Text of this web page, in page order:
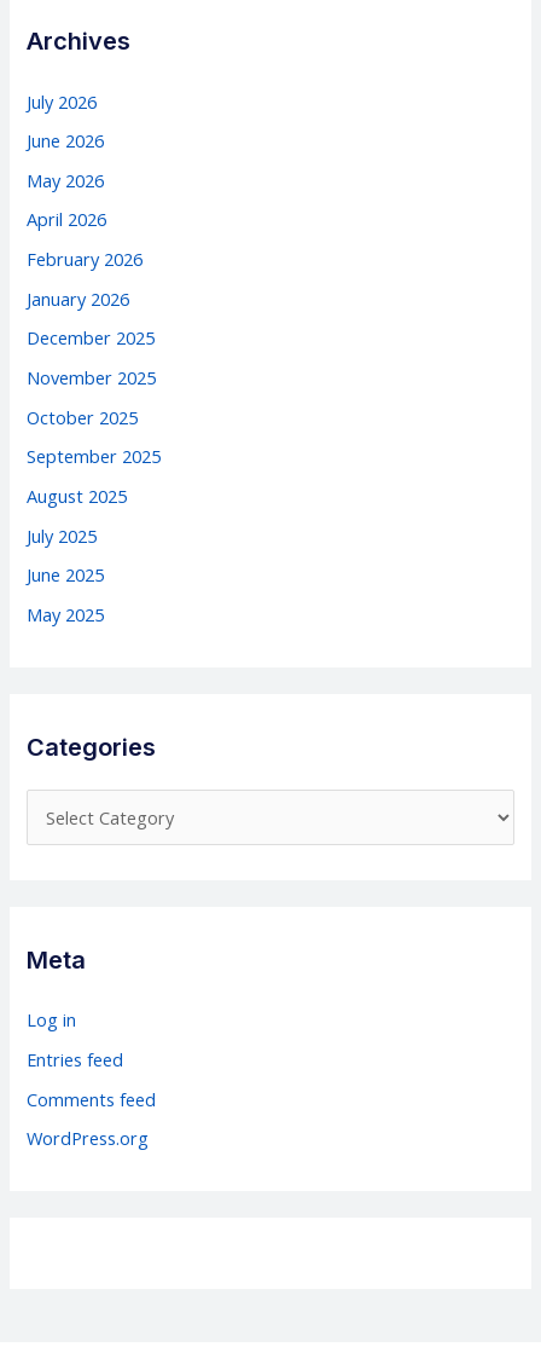
Archives
July 2026
June 2026
May 2026
April 2026
February 2026
January 2026
December 2025
November 2025
October 2025
September 2025
August 2025
July 2025
June 2025
May 2025
Categories
a
g
r
i
Meta
Log in
Entries feed
Comments feed
WordPress.org